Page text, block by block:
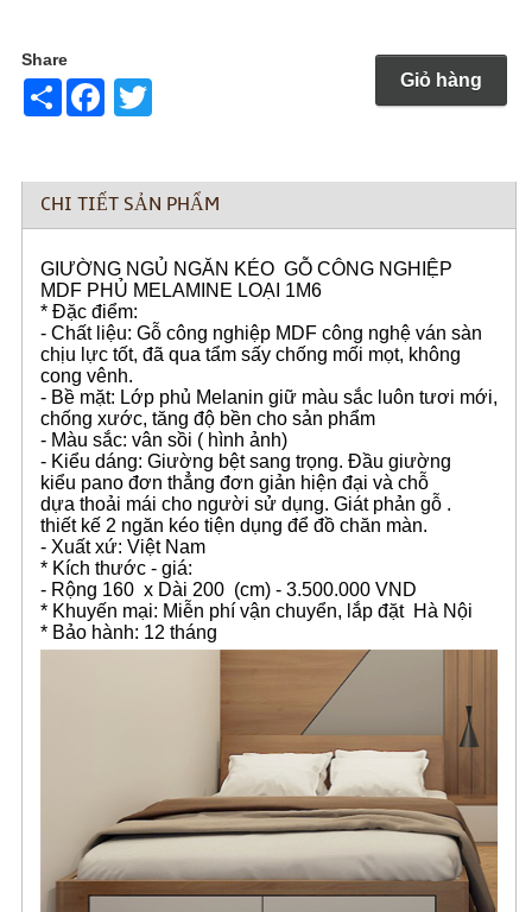
Share
Share Twitter Giỏ hàng
CHI TIẾT SẢN PHẨM
GIƯỜNG NGỦ NGĂN KÉO GỖ CÔNG NGHIỆP
MDF PHỦ MELAMINE LOẠI 1M6
* Đặc điểm:
- Chất liệu: Gỗ công nghiệp MDF công nghệ ván sàn
chịu lực tốt, đã qua tẩm sấy chống mối mọt, không
cong vênh.
- Bề mặt: Lớp phủ Melanin giữ màu sắc luôn tươi mới,
chống xước, tăng độ bền cho sản phẩm
- Màu sắc: vân sồi ( hình ảnh)
- Kiểu dáng: Giường bệt sang trọng. Đầu giường
kiểu pano đơn thẳng đơn giản hiện đại và chỗ
dựa thoải mái cho người sử dụng. Giát phản gỗ .
thiết kế 2 ngăn kéo tiện dụng để đồ chăn màn.
- Xuất xứ: Việt Nam
* Kích thước - giá:
- Rộng 160 x Dài 200 (cm) - 3.500.000 VND
* Khuyến mại: Miễn phí vận chuyển, lắp đặt Hà Nội
* Bảo hành: 12 tháng